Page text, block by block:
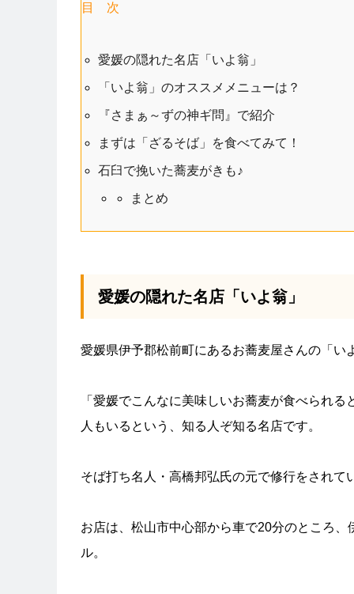
目 次
愛媛の隠れた名店「いよ翁」
「いよ翁」のオススメメニューは？
『さまぁ～ずの神ギ問』で紹介
まずは「ざるそば」を食べてみて！
石臼で挽いた蕎麦がきも♪
まとめ
愛媛の隠れた名店「いよ翁」
愛媛県伊予郡松前町にあるお蕎麦屋さんの「い
「愛媛でこんなに美味しいお蕎麦が食べられ
人もいるという、知る人ぞ知る名店です。
そば打ち名人・高橋邦弘氏の元で修行をされ
お店は、松山市中心部から車で20分のところ
ル。